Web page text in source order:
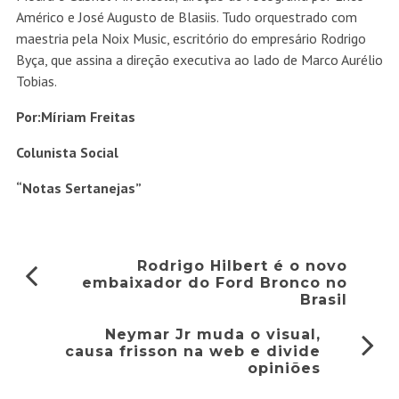
Américo e José Augusto de Blasiis. Tudo orquestrado com
maestria pela Noix Music, escritório do empresário Rodrigo
Byça, que assina a direção executiva ao lado de Marco Aurélio
Tobias.
Por:Míriam Freitas
Colunista Social
“Notas Sertanejas”
Rodrigo Hilbert é o novo
embaixador do Ford Bronco no
Brasil
Neymar Jr muda o visual,
causa frisson na web e divide
opiniões